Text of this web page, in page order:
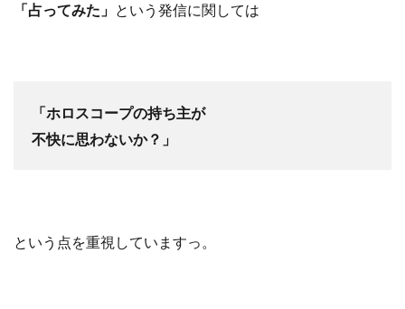
「占ってみた」 という発信に関しては
「ホロスコープの持ち主が
不快に思わないか？」
という点を重視していますっ。